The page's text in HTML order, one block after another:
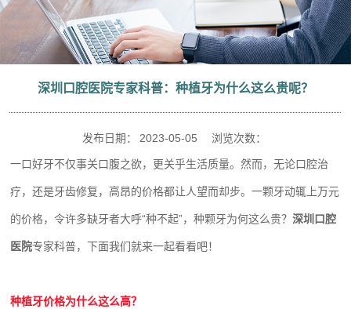
深圳口腔医院专家科普：种植牙为什么这么贵呢？
发布日期： 2023-05-05 浏览次数：
一口好牙不仅事关口腹之欲，更关乎生活质量。然而，无论口腔治
疗，还是牙齿修复，高昂的价格都让人望而却步。一颗牙动辄上万元
的价格，令许多缺牙者大呼“种不起”，种颗牙为何这么贵？深圳口腔
医院专家科普，下面我们就来一起看看吧！
种植牙价格为什么这么高？